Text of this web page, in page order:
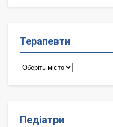
Терапевти
Терапевти
Педіатри